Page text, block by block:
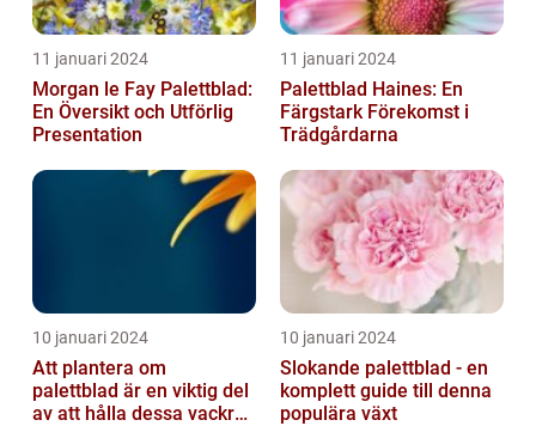
11 januari 2024
Morgan le Fay Palettblad:
En Översikt och Utförlig
Presentation
11 januari 2024
Palettblad Haines: En
Färgstark Förekomst i
Trädgårdarna
10 januari 2024
Att plantera om
palettblad är en viktig del
av att hålla dessa vackra
10 januari 2024
Slokande palettblad - en
komplett guide till denna
populära växt